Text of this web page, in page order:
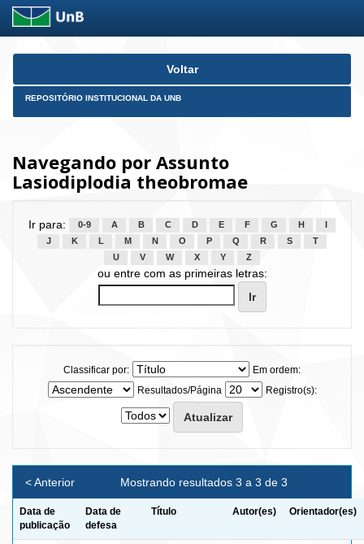
Skip
Voltar
REPOSITÓRIO INSTITUCIONAL DA UNB
Navegando por Assunto
Lasiodiplodia theobromae
Ir para: 0-9 A B C D E F G H
J
K L M N O P Q R S
T
U
V W X Y Z
ou entre com as primeiras letras:
Classificar por:
Em ordem:
Resultados/Página
Registro(s):
Mostrando resultados 3 a 3 de 3
< Anterior
Data de
publicação
Data de
defesa
Título Autor(es) Orientador(es)